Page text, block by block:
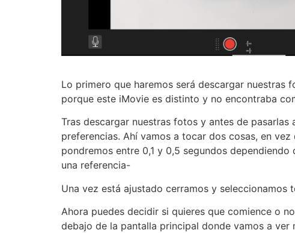
Lo primero que haremos será descargar
porque este iMovie es distinto y no encontraba
Tras descargar nuestras fotos y antes de
preferencias. Ahí vamos a tocar dos cosas, en
pondremos entre 0,1 y 0,5 segundos
una referencia-
Una vez está ajustado cerramos y
Ahora puedes decidir si quieres que comience o
debajo de la pantalla principal donde vamos a